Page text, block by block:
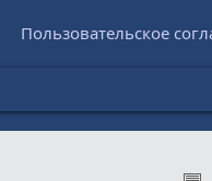
Пользовательское